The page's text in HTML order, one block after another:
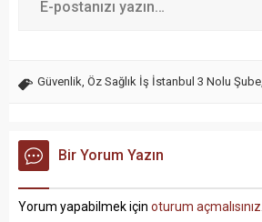
Güvenlik Öz Sağlık İş İstanbul 3 Nolu Şube
Bir Yorum Yazın
Yorum yapabilmek için oturum açmalısınız